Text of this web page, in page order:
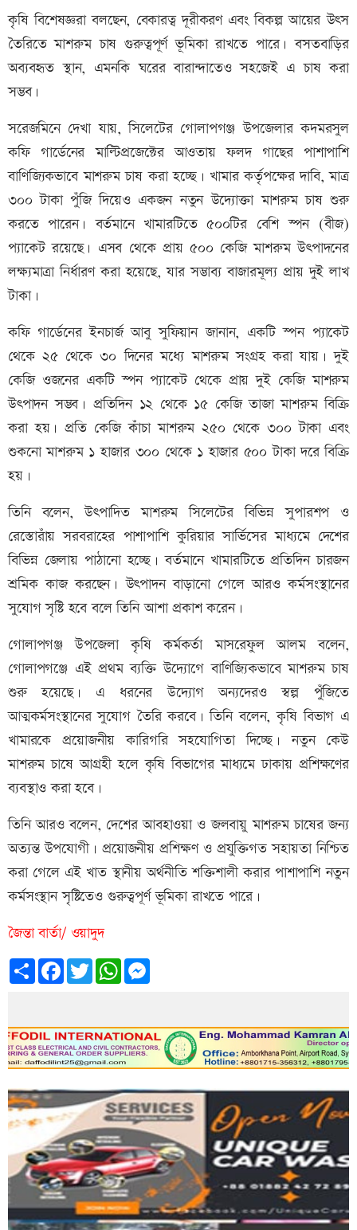
কৃষি বিশেষজ্ঞরা বলছেন, বেকারত্ব দূরীকরণ এবং বিকল্প আয়ের উৎস
তৈরিতে মাশরুম চাষ গুরুত্বপূর্ণ ভূমিকা রাখতে পারে। বসতবাড়ির
অব্যবহৃত স্থান, এমনকি ঘরের বারান্দাতেও সহজেই এ চাষ করা
সম্ভব।
সরেজমিনে দেখা যায়, সিলেটের গোলাপগঞ্জ উপজেলার কদমরসুল
কফি গার্ডেনের মাল্টিপ্রজেক্টের আওতায় ফলদ গাছের পাশাপাশি
বাণিজ্যিকভাবে মাশরুম চাষ করা হচ্ছে। খামার কর্তৃপক্ষের দাবি, মাত্র
৩০০ টাকা পুঁজি দিয়েও একজন নতুন উদ্যোক্তা মাশরুম চাষ শুরু
করতে পারেন। বর্তমানে খামারটিতে ৫০০টির বেশি স্পন (বীজ)
প্যাকেট রয়েছে। এসব থেকে প্রায় ৫০০ কেজি মাশরুম উৎপাদনের
লক্ষ্যমাত্রা নির্ধারণ করা হয়েছে, যার সম্ভাব্য বাজারমূল্য প্রায় দুই লাখ
টাকা।
কফি গার্ডেনের ইনচার্জ আবু সুফিয়ান জানান, একটি স্পন প্যাকেট
থেকে ২৫ থেকে ৩০ দিনের মধ্যে মাশরুম সংগ্রহ করা যায়। দুই
কেজি ওজনের একটি স্পন প্যাকেট থেকে প্রায় দুই কেজি মাশরুম
উৎপাদন সম্ভব। প্রতিদিন ১২ থেকে ১৫ কেজি তাজা মাশরুম বিক্রি
করা হয়। প্রতি কেজি কাঁচা মাশরুম ২৫০ থেকে ৩০০ টাকা এবং
শুকনো মাশরুম ১ হাজার ৩০০ থেকে ১ হাজার ৫০০ টাকা দরে বিক্রি
হয়।
তিনি বলেন, উৎপাদিত মাশরুম সিলেটের বিভিন্ন সুপারশপ ও
রেস্তোরাঁয় সরবরাহের পাশাপাশি কুরিয়ার সার্ভিসের মাধ্যমে দেশের
বিভিন্ন জেলায় পাঠানো হচ্ছে। বর্তমানে খামারটিতে প্রতিদিন চারজন
শ্রমিক কাজ করছেন। উৎপাদন বাড়ানো গেলে আরও কর্মসংস্থানের
সুযোগ সৃষ্টি হবে বলে তিনি আশা প্রকাশ করেন।
গোলাপগঞ্জ উপজেলা কৃষি কর্মকর্তা মাসরেফুল আলম বলেন,
গোলাপগঞ্জে এই প্রথম ব্যক্তি উদ্যোগে বাণিজ্যিকভাবে মাশরুম চাষ
শুরু হয়েছে। এ ধরনের উদ্যোগ অন্যদেরও স্বল্প পুঁজিতে
আত্মকর্মসংস্থানের সুযোগ তৈরি করবে। তিনি বলেন, কৃষি বিভাগ এ
খামারকে প্রয়োজনীয় কারিগরি সহযোগিতা দিচ্ছে। নতুন কেউ
মাশরুম চাষে আগ্রহী হলে কৃষি বিভাগের মাধ্যমে ঢাকায় প্রশিক্ষণের
ব্যবস্থাও করা হবে।
তিনি আরও বলেন, দেশের আবহাওয়া ও জলবায়ু মাশরুম চাষের জন্য
অত্যন্ত উপযোগী। প্রয়োজনীয় প্রশিক্ষণ ও প্রযুক্তিগত সহায়তা নিশ্চিত
করা গেলে এই খাত স্থানীয় অর্থনীতি শক্তিশালী করার পাশাপাশি নতুন
কর্মসংস্থান সৃষ্টিতেও গুরুত্বপূর্ণ ভূমিকা রাখতে পারে।
জৈন্তা বার্তা/ ওয়াদুদ
Share FacebookTwitterWhatsApp